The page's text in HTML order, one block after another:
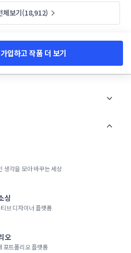
체보기(18,912)
가입하고 작품 더 보기
생각을 모아 바꾸는 세상
싱
브 디자이너 플랫폼
오
포트폴리오 플랫폼